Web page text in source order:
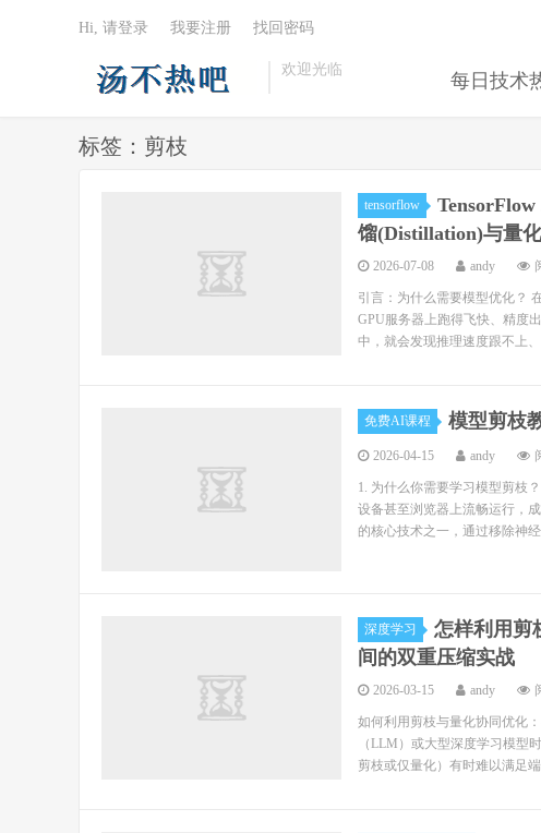
欢迎光临
每日技术
Hi, 请登录 我要注册 找回密码
标签：剪枝
tensorflow
馏(Distillation)与量
2026-07-08 andy
引言：为什么需要模型优化？
GPU服务器上跑得飞快、精度
中，就会发现推理速度跟不上
免费AI课程 模型剪枝
2026-04-15 andy
1. 为什么你需要学习模型剪枝
设备甚至浏览器上流畅运行，
的核心技术之一，通过移除神
深度学习
怎样利用剪
间的双重压缩实战
2026-03-15 andy
如何利用剪枝与量化协同优化
（LLM）或大型深度学习模型
剪枝或仅量化）有时难以满足